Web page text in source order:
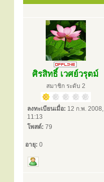
ศิรสิทธิ์ เวศย์วรุตม์
สมาชิก ระดับ 2
ลงทะเบียนเมื่อ: 12 ก.พ. 2008,
11:13
โพสต์: 79
อายุ: 0